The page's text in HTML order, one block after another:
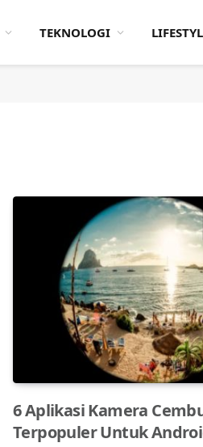
TEKNOLOGI
6 Aplikasi Kamera
Terpopuler Untuk